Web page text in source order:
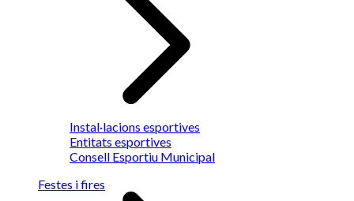
Instal·lacions esportives
Entitats esportives
Consell Esportiu Municipal
Festes i fires